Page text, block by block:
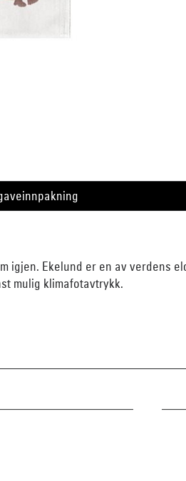
igjen. Ekelund er en av verdens
mulig klimafotavtrykk.